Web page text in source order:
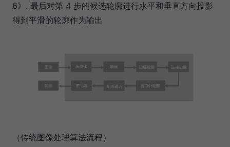
6》. 最后对第 4 步的候选轮廓进行水平和垂直方向投影
得到平滑的轮廓作为输出
（传统图像处理算法流程）